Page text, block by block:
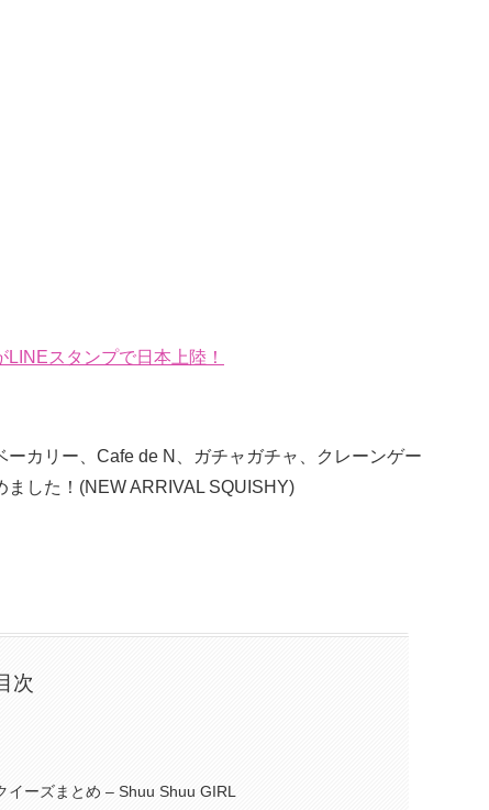
スタンプで日本上陸！
カリー、Cafe de N、ガチャガチャ、クレーンゲー
した！(NEW ARRIVAL SQUISHY)
次
イーズまとめ – Shuu Shuu GIRL